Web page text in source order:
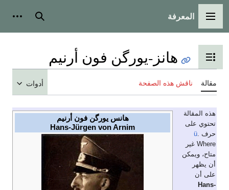
القائمة الرئيسية
المعرفة بحث
تبديل عرض جدول المحتويات
هانز-يورگن فون أرنيم
مقالة ناقش هذه الصفحة أدوات
هانس يورگن فون أرنيم
Hans-Jürgen von Arnim
هذه المقالة
تحتوي على
حرف ü.
Where غير
متاح، ويمكن
أن يظهر
على أن
Hans-